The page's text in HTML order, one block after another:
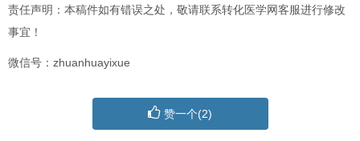
责任声明：本稿件如有错误之处，敬请联系转化医学网客服进行修改
事宜！
微信号：zhuanhuayixue
赞一个(2)